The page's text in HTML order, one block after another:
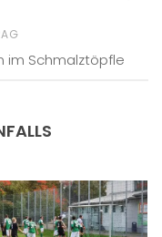
im Schmalztöpfle